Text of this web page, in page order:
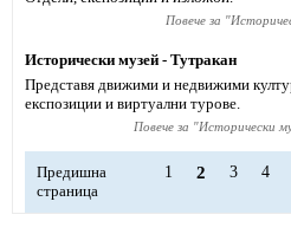
Повече за "
Исторически музей - Тутракан
Представя движими и недвижими
експозиции и виртуални турове.
Повече за "Исторически
Предишна
страница
1 2 3 4